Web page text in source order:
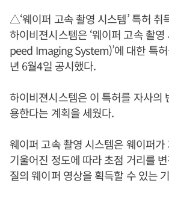
△‘웨이퍼 고속 촬영 시스템’ 특허 취
하이비젼시스템은 ‘웨이퍼 고속 촬
peed Imaging System)’에 대한 특
년 6월4일 공시했다.
하이비젼시스템은 이 특허를 자사의
용한다는 계획을 세웠다.
웨이퍼 고속 촬영 시스템은 웨이퍼
기울어진 정도에 따라 초점 거리를
질의 웨이퍼 영상을 획득할 수 있는